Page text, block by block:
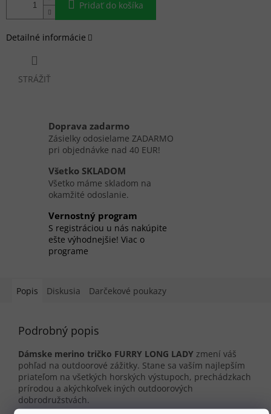
Pridať do košíka
Detailné informácie
STRÁŽIŤ
Doprava zadarmo
Zásielky odosielame ZADARMO
pri objednávke nad 40 EUR!
Všetko SKLADOM
Všetko máme skladom na
okamžité odoslanie.
Vernostný program
S registráciou u nás nakúpite
ešte výhodnejšie! Viac o
programe
Popis Diskusia Darčekové poukazy
Podrobný popis
Dámske merino tričko FURRY LONG LADY zmení váš
pohľad na outdoorové zážitky. Stane sa vaším najlepším
priateľom na všetkých horských výstupoch, prechádzkach
prírodou a akýchkoľvek iných outdoorových
dobrodružstvách.